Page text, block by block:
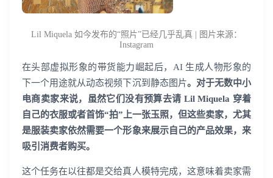
Lil Miquela 如今发布的“照片”已经几乎乱真 | 图片来源：
Instagram
在头部虚拟形象的带货能力崛起后，AI 生成人物形象的
下一个用途就从动态视频下沉到静态图片。对于无数中小
电商卖家来说，虽然它们没有预算去请 Lil Miquela 穿着
自己的衣服或者首饰“拍”上一张玉照，但这些卖家，尤其
是服装卖家依然需要一个形象来展示自己的产品效果，来
吸引消费者购买。
这个任务在以往都是交给真人模特完成，这意味着卖家需